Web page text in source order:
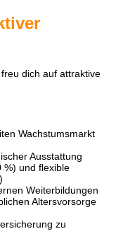
dich auf attraktive
Wachstumsmarkt
Ausstattung
%) und flexible
Weiterbildungen
Altersvorsorge
zu